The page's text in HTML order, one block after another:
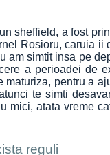
sheffield, a fost
Rosioru, caruia
am simtit insa pe
a perioadei de
maturiza, pentru a
te simti
mici, atata vreme
reguli